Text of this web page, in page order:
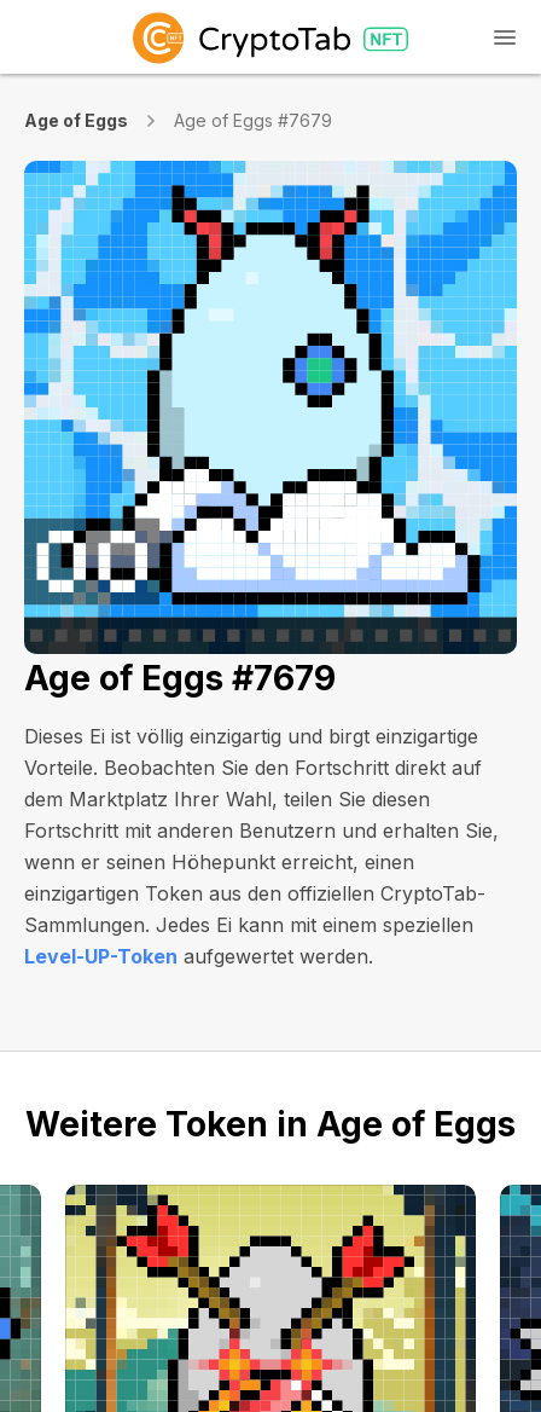
Age of Eggs Age of Eggs #7679
Age of Eggs #7679
Dieses Ei ist völlig einzigartig und birgt einzigartige
Vorteile. Beobachten Sie den Fortschritt direkt auf
dem Marktplatz Ihrer Wahl, teilen Sie diesen
Fortschritt mit anderen Benutzern und erhalten Sie,
wenn er seinen Höhepunkt erreicht, einen
einzigartigen Token aus den offiziellen CryptoTab-
Sammlungen. Jedes Ei kann mit einem speziellen
Level-UP-Token aufgewertet werden.
Weitere Token in Age of Eggs